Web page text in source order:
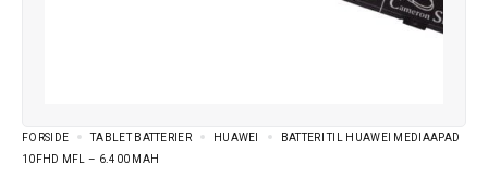
FORSIDE TABLET BATTERIER HUAWEI
BATTERI TIL HUAWEI MEDIAAPAD
10FHD MFL – 6.400 MAH